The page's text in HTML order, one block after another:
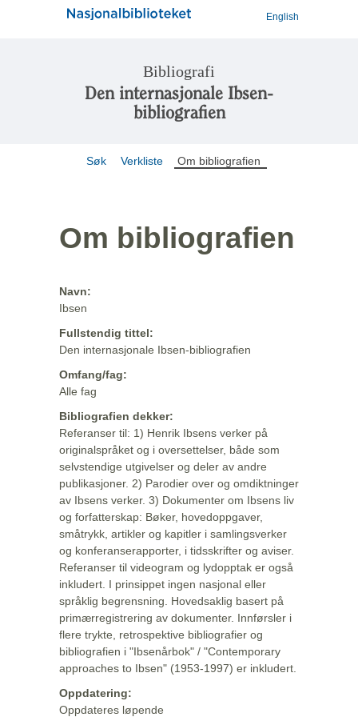
English
Bibliografi
Den internasjonale Ibsen-
bibliografien
Søk Verkliste Om bibliografien
Om bibliografien
Navn:
Ibsen
Fullstendig tittel:
Den internasjonale Ibsen-bibliografien
Omfang/fag:
Alle fag
Bibliografien dekker:
Referanser til: 1) Henrik Ibsens verker på
originalspråket og i oversettelser, både som
selvstendige utgivelser og deler av andre
publikasjoner. 2) Parodier over og omdiktninger
av Ibsens verker. 3) Dokumenter om Ibsens liv
og forfatterskap: Bøker, hovedoppgaver,
småtrykk, artikler og kapitler i samlingsverker
og konferanserapporter, i tidsskrifter og aviser.
Referanser til videogram og lydopptak er også
inkludert. I prinsippet ingen nasjonal eller
språklig begrensning. Hovedsaklig basert på
primærregistrering av dokumenter. Innførsler i
flere trykte, retrospektive bibliografier og
bibliografien i "Ibsenårbok" / "Contemporary
approaches to Ibsen" (1953-1997) er inkludert.
Oppdatering:
Oppdateres løpende